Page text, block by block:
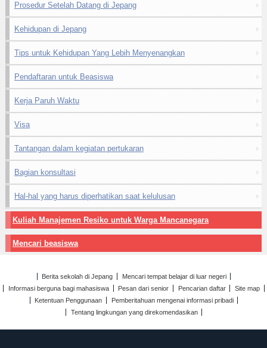
Prosedur Setelah Datang di Jepang
Kehidupan di Jepang
Tips untuk Kehidupan Yang Lebih Menyenangkan
Pendaftaran untuk Beasiswa
Kerja Paruh Waktu
Visa
Tantangan dalam kegiatan pertukaran
Bagian konsultasi
Hal-hal yang harus diperhatikan saat kelulusan
Kuliah Manajemen Resiko untuk Warga Mancanegara
Mencari beasiswa
Berita sekolah di Jepang
Mencari tempat belajar di luar negeri
Informasi berguna bagi mahasiswa
Pesan dari senior Pencarian daftar
Site map
Ketentuan Penggunaan
Pemberitahuan mengenai informasi pribadi
Tentang lingkungan yang direkomendasikan